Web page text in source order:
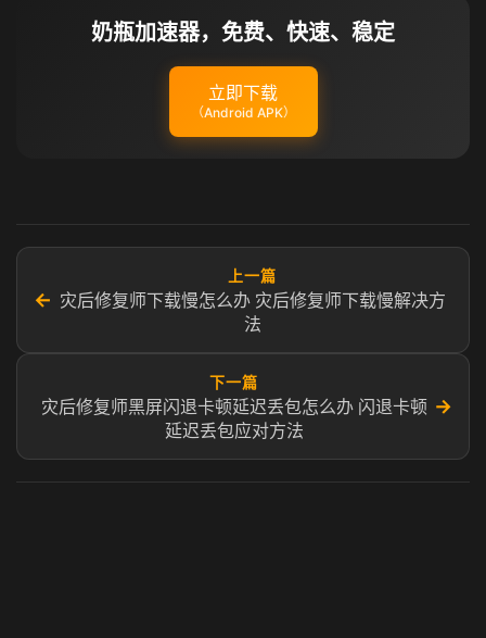
奶瓶加速器，免费、快速、稳定
立即下载
（Android APK）
←
上一篇
灾后修复师下载慢怎么办 灾后修复师下载慢解决方
法
下一篇
灾后修复师黑屏闪退卡顿延迟丢包怎么办 闪退卡顿
延迟丢包应对方法
→